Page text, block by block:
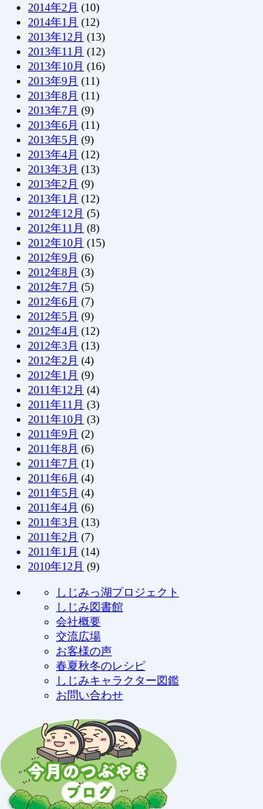
2014年2月 (10)
2014年1月 (12)
2013年12月 (13)
2013年11月 (12)
2013年10月 (16)
2013年9月 (11)
2013年8月 (11)
2013年7月 (9)
2013年6月 (11)
2013年5月 (9)
2013年4月 (12)
2013年3月 (13)
2013年2月 (9)
2013年1月 (12)
2012年12月 (5)
2012年11月 (8)
2012年10月 (15)
2012年9月 (6)
2012年8月 (3)
2012年7月 (5)
2012年6月 (7)
2012年5月 (9)
2012年4月 (12)
2012年3月 (13)
2012年2月 (4)
2012年1月 (9)
2011年12月 (4)
2011年11月 (3)
2011年10月 (3)
2011年9月 (2)
2011年8月 (6)
2011年7月 (1)
2011年6月 (4)
2011年5月 (4)
2011年4月 (6)
2011年3月 (13)
2011年2月 (7)
2011年1月 (14)
2010年12月 (9)
しじみっ湖プロジェクト
しじみ図書館
会社概要
交流広場
お客様の声
春夏秋冬のレシピ
しじみキャラクター図鑑
お問い合わせ